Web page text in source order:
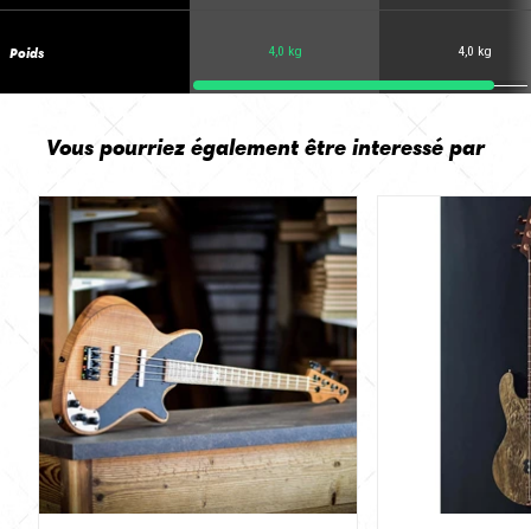
Poids 4,0 kg 4,0 kg
Vous pourriez également être interessé par